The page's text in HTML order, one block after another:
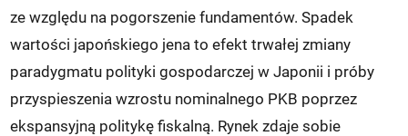
ze względu na pogorszenie fundamentów. Spadek
wartości japońskiego jena to efekt trwałej zmiany
paradygmatu polityki gospodarczej w Japonii i próby
przyspieszenia wzrostu nominalnego PKB poprzez
ekspansyjną politykę fiskalną. Rynek zdaje sobie